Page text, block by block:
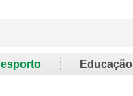
Educação